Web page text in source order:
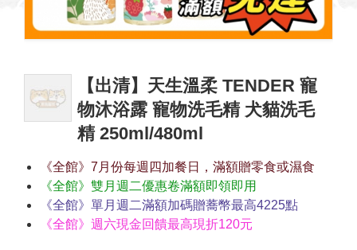
【出清】天生溫柔 TENDER 寵
物沐浴露 寵物洗毛精 犬貓洗毛
精 250ml/480ml
《全館》7月份每週四加餐日，滿額贈零食或濕食
《全館》雙月週二優惠卷滿額即領即用
《全館》單月週二滿額加碼贈蕎幣最高4225點
《全館》週六現金回饋最高現折120元